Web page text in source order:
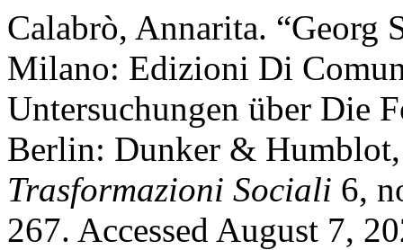
Calabrò, Annarita. “Georg
Milano: Edizioni Di
Untersuchungen über Die
Berlin: Dunker &
Trasformazioni Sociali 6,
267. Accessed August 7,